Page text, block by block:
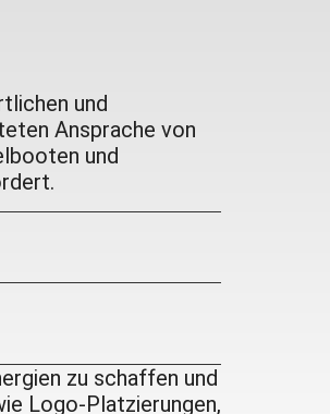
und
Ansprache von
und
zu schaffen und
Logo-Platzierungen,